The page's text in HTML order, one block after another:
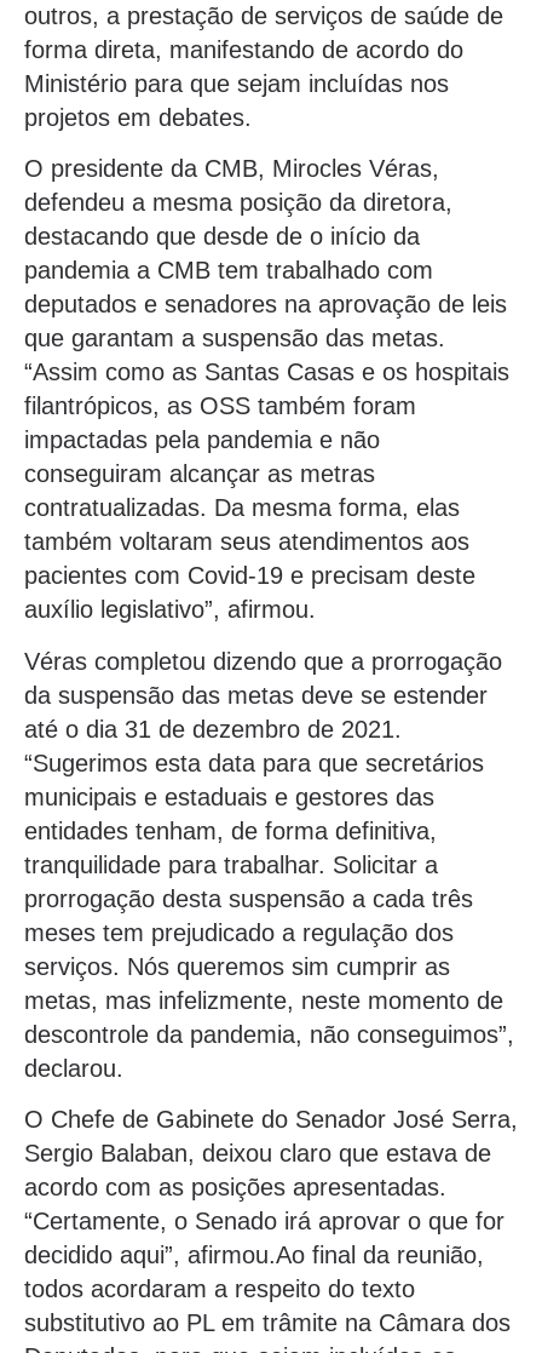
outros, a prestação de serviços de saúde de
forma direta, manifestando de acordo do
Ministério para que sejam incluídas nos
projetos em debates.
O presidente da CMB, Mirocles Véras,
defendeu a mesma posição da diretora,
destacando que desde de o início da
pandemia a CMB tem trabalhado com
deputados e senadores na aprovação de leis
que garantam a suspensão das metas.
“Assim como as Santas Casas e os hospitais
filantrópicos, as OSS também foram
impactadas pela pandemia e não
conseguiram alcançar as metras
contratualizadas. Da mesma forma, elas
também voltaram seus atendimentos aos
pacientes com Covid-19 e precisam deste
auxílio legislativo”, afirmou.
Véras completou dizendo que a prorrogação
da suspensão das metas deve se estender
até o dia 31 de dezembro de 2021.
“Sugerimos esta data para que secretários
municipais e estaduais e gestores das
entidades tenham, de forma definitiva,
tranquilidade para trabalhar. Solicitar a
prorrogação desta suspensão a cada três
meses tem prejudicado a regulação dos
serviços. Nós queremos sim cumprir as
metas, mas infelizmente, neste momento de
descontrole da pandemia, não conseguimos”,
declarou.
O Chefe de Gabinete do Senador José Serra,
Sergio Balaban, deixou claro que estava de
acordo com as posições apresentadas.
“Certamente, o Senado irá aprovar o que for
decidido aqui”, afirmou.Ao final da reunião,
todos acordaram a respeito do texto
substitutivo ao PL em trâmite na Câmara dos